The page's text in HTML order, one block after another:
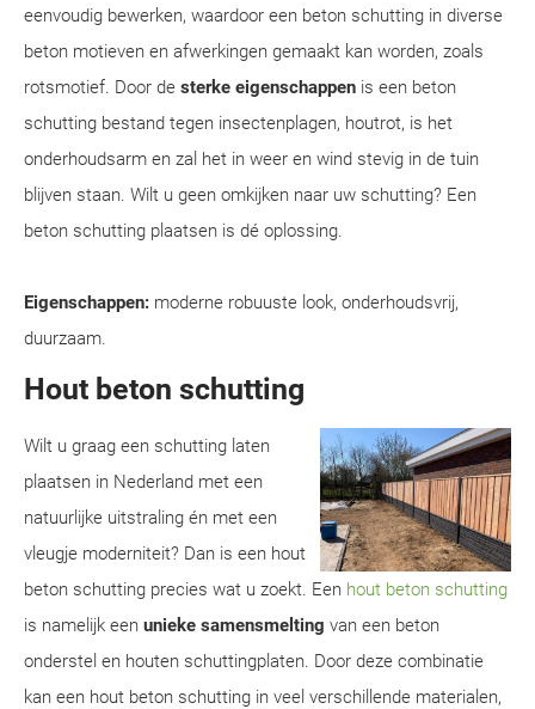
eenvoudig bewerken, waardoor een beton schutting in diverse
beton motieven en afwerkingen gemaakt kan worden, zoals
rotsmotief. Door de sterke eigenschappen is een beton
schutting bestand tegen insectenplagen, houtrot, is het
onderhoudsarm en zal het in weer en wind stevig in de tuin
blijven staan. Wilt u geen omkijken naar uw schutting? Een
beton schutting plaatsen is dé oplossing.
Eigenschappen: moderne robuuste look, onderhoudsvrij,
duurzaam.
Hout beton schutting
Wilt u graag een schutting laten
plaatsen in Nederland met een
natuurlijke uitstraling én met een
vleugje moderniteit? Dan is een hout
beton schutting precies wat u zoekt. Een hout beton schutting
is namelijk een unieke samensmelting van een beton
onderstel en houten schuttingplaten. Door deze combinatie
kan een hout beton schutting in veel verschillende materialen,